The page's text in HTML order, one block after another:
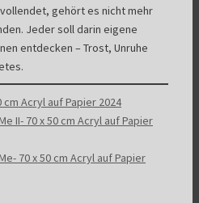
gehört es nicht mehr
Jeder soll darin eigene
entdecken – Trost, Unruhe